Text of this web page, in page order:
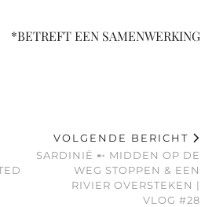
*BETREFT EEN SAMENWERKING
VOLGENDE BERICHT
SARDINIË ➸ MIDDEN OP DE
WEG STOPPEN & EEN
RIVIER OVERSTEKEN |
VLOG #28